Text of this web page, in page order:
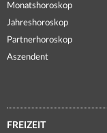
Monatshoroskop
Jahreshoroskop
Partnerhoroskop
Aszendent
FREIZEIT